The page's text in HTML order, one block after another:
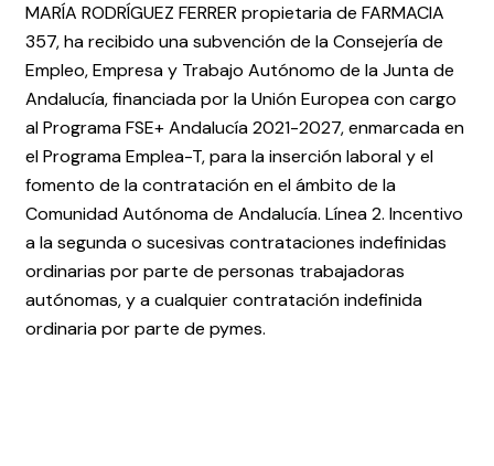
MARÍA RODRÍGUEZ FERRER propietaria de FARMACIA
357, ha recibido una subvención de la Consejería de
Empleo, Empresa y Trabajo Autónomo de la Junta de
Andalucía, financiada por la Unión Europea con cargo
al Programa FSE+ Andalucía 2021-2027, enmarcada en
el Programa Emplea-T, para la inserción laboral y el
fomento de la contratación en el ámbito de la
Comunidad Autónoma de Andalucía. Línea 2. Incentivo
a la segunda o sucesivas contrataciones indefinidas
ordinarias por parte de personas trabajadoras
autónomas, y a cualquier contratación indefinida
ordinaria por parte de pymes.